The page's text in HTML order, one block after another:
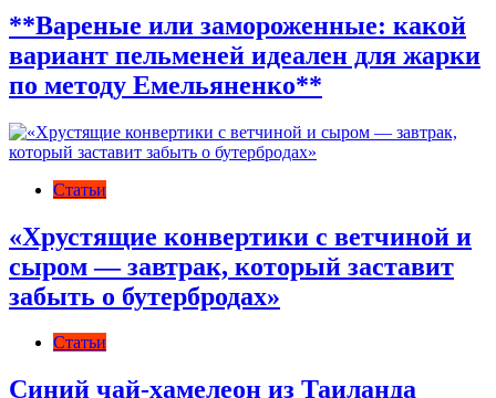
**Вареные или замороженные: какой
вариант пельменей идеален для жарки
по методу Емельяненко**
Статьи
«Хрустящие конвертики с ветчиной и
сыром — завтрак, который заставит
забыть о бутербродах»
Статьи
Синий чай-хамелеон из Таиланда